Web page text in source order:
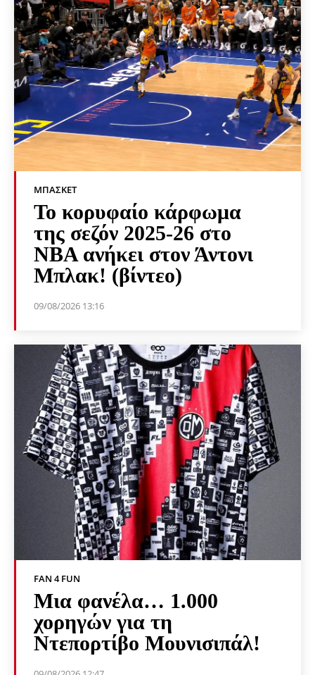
ΜΠΆΣΚΕΤ
Το κορυφαίο κάρφωμα
της σεζόν 2025-26 στο
NBA ανήκει στον Άντονι
Μπλακ! (βίντεο)
09/08/2026 13:16
FAN 4 FUN
Μια φανέλα… 1.000
χορηγών για τη
Ντεπορτίβο Μουνισιπάλ!